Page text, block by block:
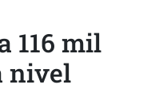
116 mil
nivel